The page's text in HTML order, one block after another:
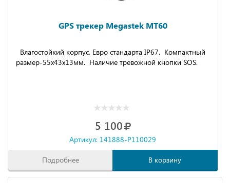
GPS трекер Megastek MT60
Влагостойкий корпус, Евро стандарта IP67. Компактный
размер-55x43x13мм. Наличие тревожной кнопки SOS.
5 100
Артикул: 141888-P110029
Подробнее В корзину